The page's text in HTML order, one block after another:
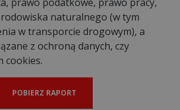
naturalnego (w tym
w transporcie drogowym), a
z ochroną danych, czy
cookies.
POBIERZ RAPORT